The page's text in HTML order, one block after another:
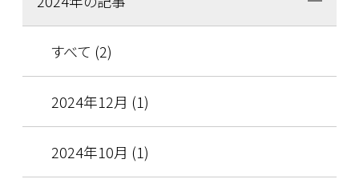
すべて (2)
2024年12月 (1)
2024年10月 (1)